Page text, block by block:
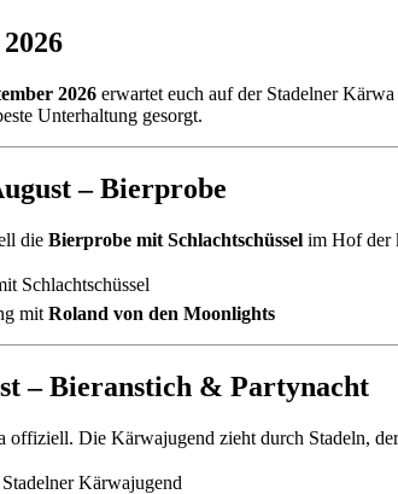
2026 erwartet euch auf der Stadelner
Unterhaltung gesorgt.
– Bierprobe
die Bierprobe mit Schlachtschüssel im Hof der
Schlachtschüssel
mit Roland von den Moonlights
– Bieranstich & Partynacht
offiziell. Die Kärwajugend zieht durch Stadeln,
Kärwajugend